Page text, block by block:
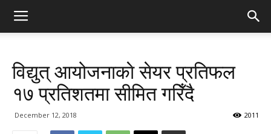
विद्युत्‌ आयोजनाकाे सेयर प्रतिफल
१७ प्रतिशतमा सीमित गरिँदै
December 12, 2018 2011